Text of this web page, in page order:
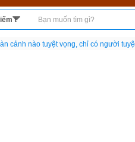
học tập thì cho dù đi vạn dặm đường